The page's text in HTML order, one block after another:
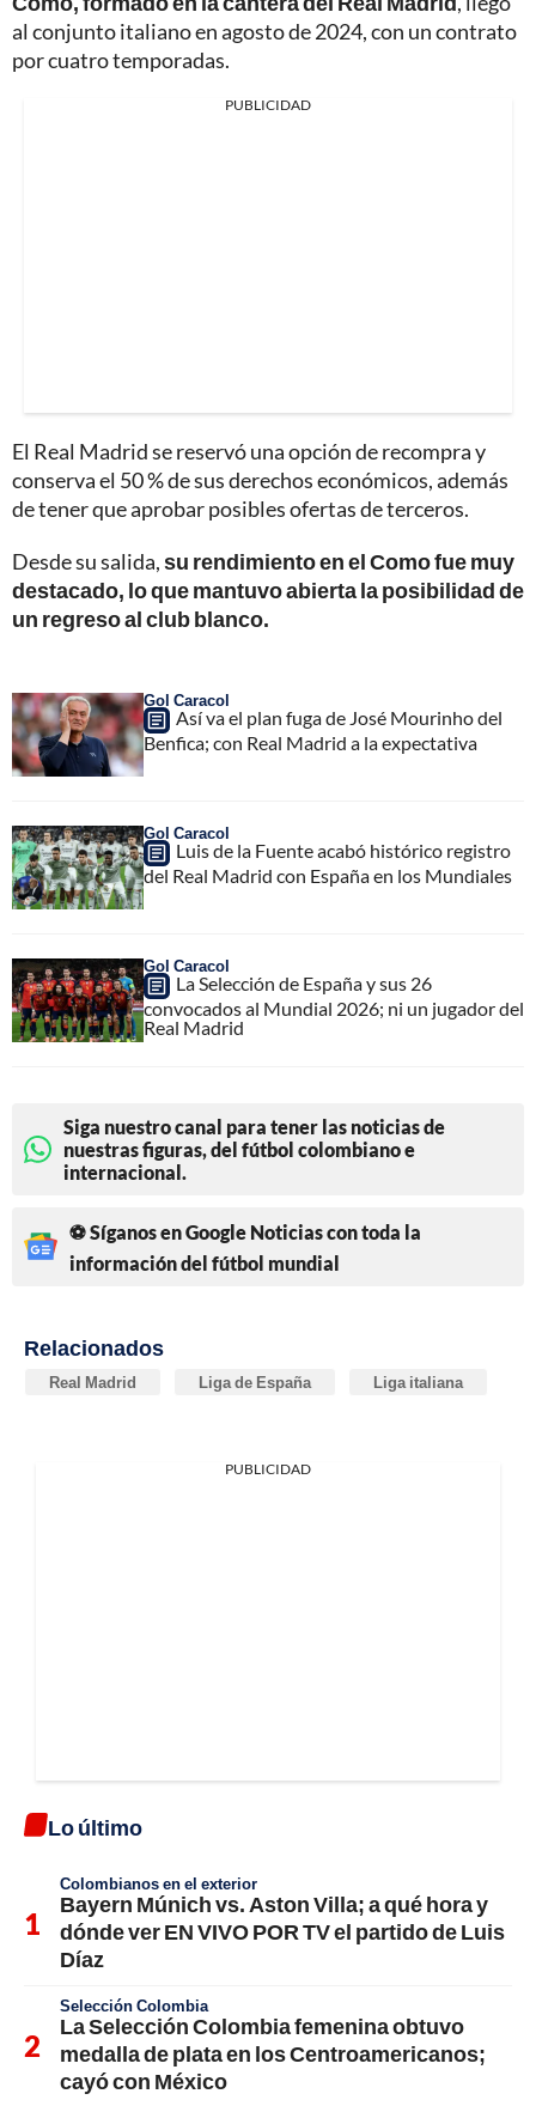
al conjunto italiano en agosto de 2024, con un contrato
por cuatro temporadas.
PUBLICIDAD
El Real Madrid se reservó una opción de recompra y
conserva el 50 % de sus derechos económicos, además
de tener que aprobar posibles ofertas de terceros.
Desde su salida,su rendimiento en el Como fue muy
destacado, lo que mantuvo abierta la posibilidad de
un regreso al club blanco.
Gol Caracol
Así va el plan fuga de José Mourinho del
Benfica; con Real Madrid a la expectativa
Gol Caracol
Luis de la Fuente acabó histórico registro
del Real Madrid con España en los Mundiales
Gol Caracol
La Selección de España y sus 26
convocados al Mundial 2026; ni un jugador del
Real Madrid
Siga nuestro canal para tener las noticias de
nuestras figuras, del fútbol colombiano e
internacional.
⚽ Síganos en Google Noticias con toda la
información del fútbol mundial
Relacionados
Real Madrid Liga de España Liga italiana
PUBLICIDAD
Lo último
Colombianos en el exterior
Bayern Múnich vs. Aston Villa; a qué hora y
dónde ver EN VIVO POR TV el partido de Luis
Díaz
Selección Colombia
La Selección Colombia femenina obtuvo
medalla de plata en los Centroamericanos;
cayó con México